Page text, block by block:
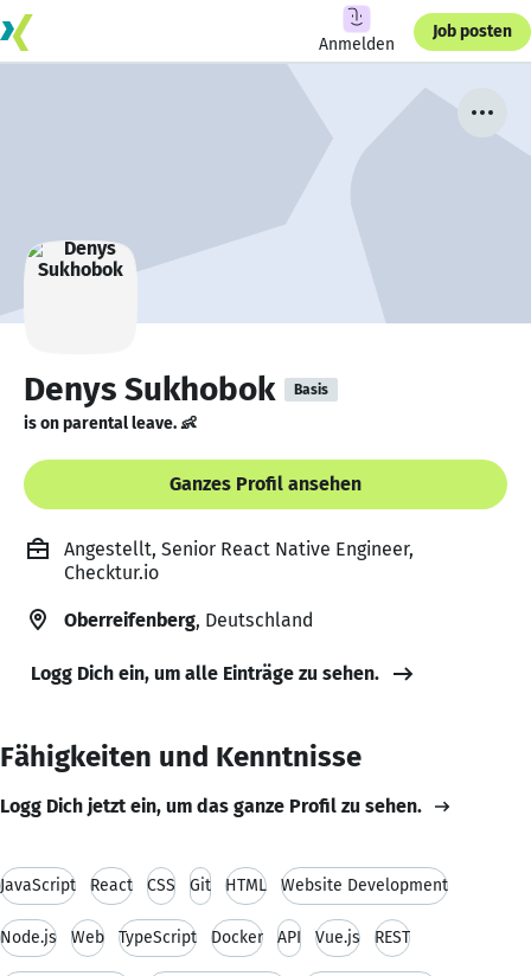
Anmelden
Job posten
Denys Sukhobok Basis
is on parental leave. 👶
Ganzes Profil ansehen
Angestellt, Senior React Native Engineer,
Checktur.io
Oberreifenberg, Deutschland
Logg Dich ein, um alle Einträge zu sehen.
Fähigkeiten und Kenntnisse
Logg Dich jetzt ein, um das ganze Profil zu sehen.
JavaScript React CSS Git HTML Website Development
Node.js Web TypeScript Docker API Vue.js REST